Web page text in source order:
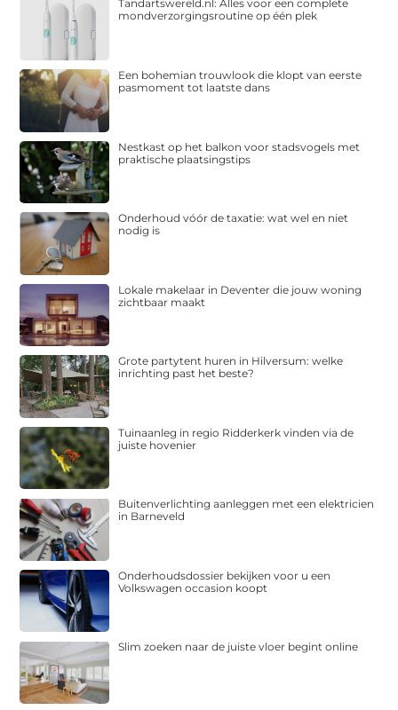
Tandartswereld.nl: Alles voor een complete
mondverzorgingsroutine op één plek
Een bohemian trouwlook die klopt van eerste
pasmoment tot laatste dans
Nestkast op het balkon voor stadsvogels met
praktische plaatsingstips
Onderhoud vóór de taxatie: wat wel en niet
nodig is
Lokale makelaar in Deventer die jouw woning
zichtbaar maakt
Grote partytent huren in Hilversum: welke
inrichting past het beste?
Tuinaanleg in regio Ridderkerk vinden via de
juiste hovenier
Buitenverlichting aanleggen met een elektricien
in Barneveld
Onderhoudsdossier bekijken voor u een
Volkswagen occasion koopt
Slim zoeken naar de juiste vloer begint online